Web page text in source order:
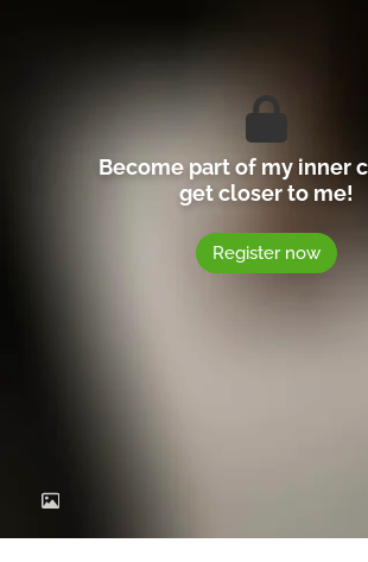
Become part of my inner
get closer to me!
Register now